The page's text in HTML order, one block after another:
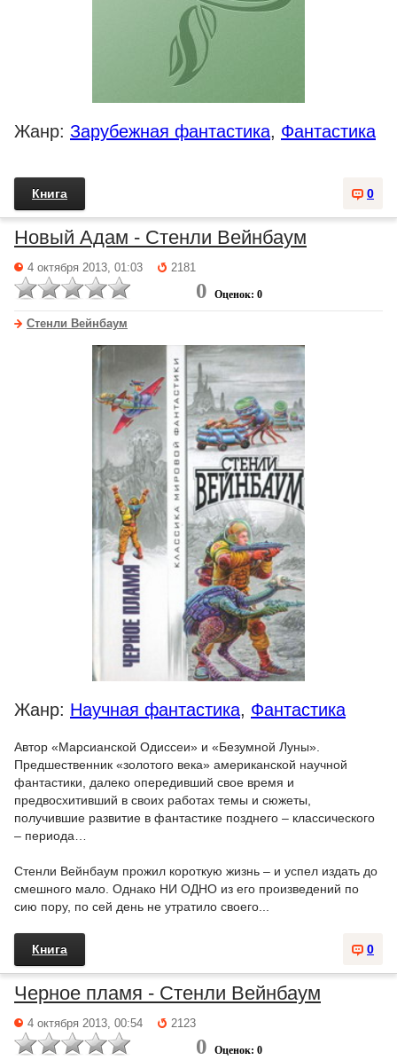
Жанр: Зарубежная фантастика, Фантастика
0
Книга
Новый Адам - Стенли Вейнбаум
4 октября 2013, 01:03 2181
0 Оценок: 0
Стенли Вейнбаум
Жанр: Научная фантастика, Фантастика
Автор «Марсианской Одиссеи» и «Безумной Луны».
Предшественник «золотого века» американской научной
фантастики, далеко опередивший свое время и
предвосхитивший в своих работах темы и сюжеты,
получившие развитие в фантастике позднего – классического
– периода…
Стенли Вейнбаум прожил короткую жизнь – и успел издать до
смешного мало. Однако НИ ОДНО из его произведений по
сию пору, по сей день не утратило своего...
0
Книга
Черное пламя - Стенли Вейнбаум
4 октября 2013, 00:54 2123
0 Оценок: 0